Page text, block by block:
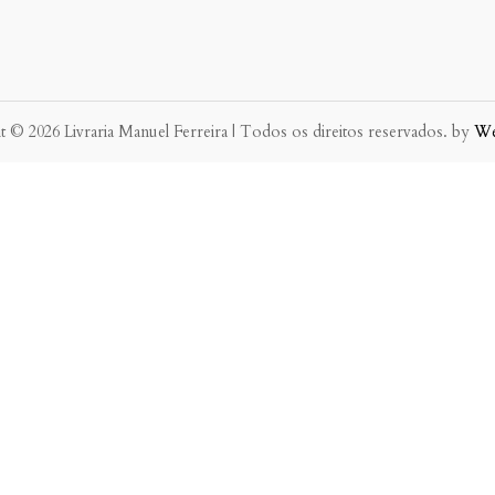
© 2026 Livraria Manuel Ferreira | Todos os direitos reservados. by